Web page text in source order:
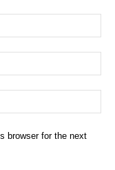
browser for the next